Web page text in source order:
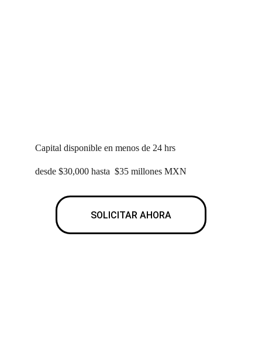
Capital disponible en menos de 24 hrs
desde $30,000 hasta  $35 millones MXN
SOLICITAR AHORA